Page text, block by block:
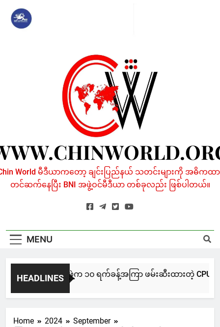
content
World မီဒီယာကတော့ ချင်းပြည်နယ် သတင်းများကို အဓိကထာ
တင်ဆက်နေပြီး BNI အဖွဲ့ဝင်မီဒီယာ တစ်ခုလည်း ဖြစ်ပါတယ်။
MENU
HEADLINES
NUG မကွေးအဖွဲ့က ၁၀ ရက်ခန့်အကြာ ဖမ်းဆီးထားတဲ့ CPU
1 Hour Ago
Home 2024
September